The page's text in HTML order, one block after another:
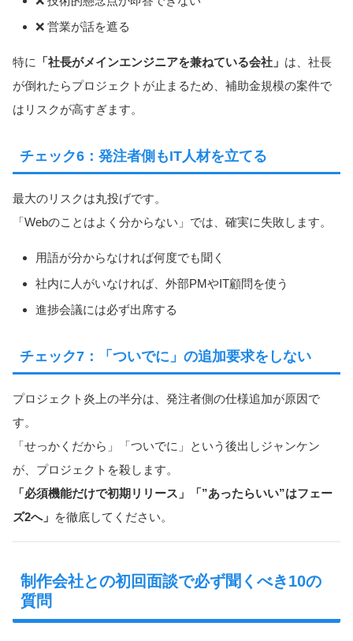
❌ 営業が話を遮る
特に 「社長がメインエンジニアを兼ねている会社」 は、社長
が倒れたらプロジェクトが止まるため、補助金規模の案件で
はリスクが高すぎます。
チェック6：発注者側もIT人材を立てる
最大のリスクは丸投げです。
「Webのことはよく分からない」では、確実に失敗します。
用語が分からなければ何度でも聞く
社内に人がいなければ、外部PMやIT顧問を使う
進捗会議には必ず出席する
チェック7：「ついでに」の追加要求をしない
プロジェクト炎上の半分は、発注者側の仕様追加が原因で
す。
「せっかくだから」「ついでに」という後出しジャンケン
が、プロジェクトを殺します。
「必須機能だけで初期リリース」「”あったらいい”はフェー
ズ2へ」 を徹底してください。
制作会社との初回面談で必ず聞くべき10の
質問